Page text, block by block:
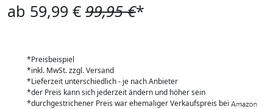
ab 59,99 € 99,95 €*
*Preisbeispiel
*inkl. MwSt. zzgl. Versand
*Lieferzeit unterschiedlich - je nach Anbieter
*der Preis kann sich jederzeit ändern und höher sein
*durchgestrichener Preis war ehemaliger Verkaufspreis bei